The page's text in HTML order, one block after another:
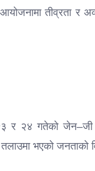
तीव्रता र
र २४ गतेको जेन–जी
भएको जनताको